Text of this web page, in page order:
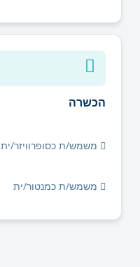
הכשרה
משמש/ת כסופרוויזר/ית
משמש/ת כמנטור/ית